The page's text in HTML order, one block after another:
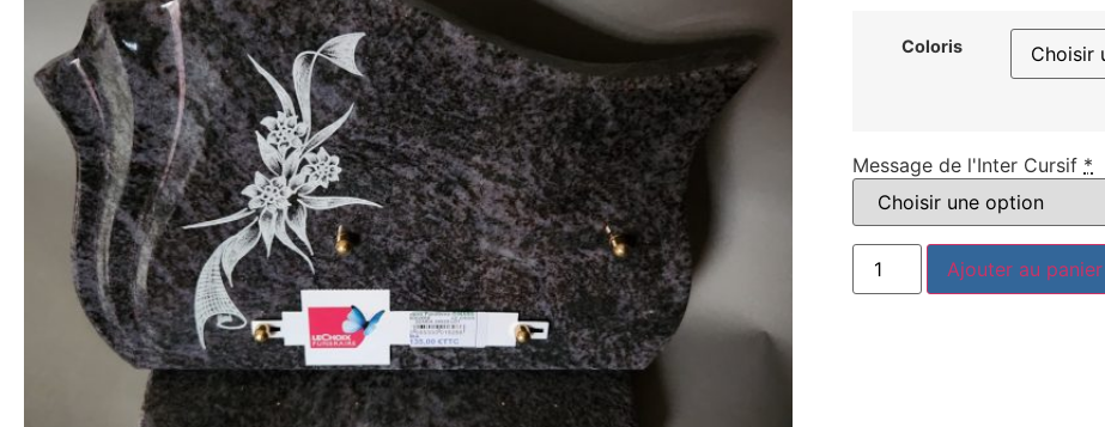
Coloris
Message de l'Inter Cursif *
Ajouter au panier